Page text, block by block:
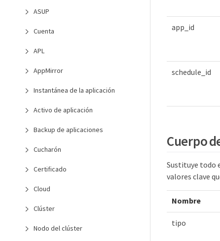
ASUP
Cuenta
APL
AppMirror
Instantánea de la aplicación
Activo de aplicación
Backup de aplicaciones
Cucharón
Certificado
Cloud
Clúster
Nodo del clúster
app_id
schedule_id
Cuerpo
Sustituye todo
valores clave
Nombre
tipo